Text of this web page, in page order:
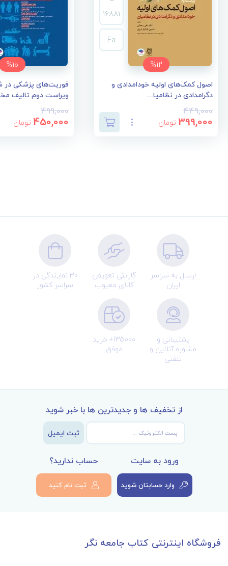
%12
16881
Fa
اصول کمک‌های اولیه خودامدادی و
دگرامدادی در نظامیا...
449,000
399,000 تومان
%10
فوریت‌های پزشکی در
ویراست دوم تالیف
499,000
450,000 تومان
ارسال به سراسر
ایران
گارانتی تعویض
کالای معیوب
30 نمایندگی در
سراسر کشور
پشتیبانی و
مشاوره آنلاین و
تلفنی
135000+ خرید
موفق
از تخفیف ها و جدیدترین ها با خبر شوید
ثبت ایمیل
ورود به سایت
وارد حسابتان شوید
حساب ندارید؟
ثبت نام کنید
فروشگاه اینترنتی کتاب جامعه نگر